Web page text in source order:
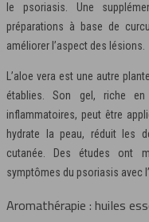
le psoriasis. Une
préparations à base de
améliorer l’aspect des lésions.
L’aloe vera est une autre
établies. Son gel, riche
inflammatoires, peut être
hydrate la peau, réduit les
cutanée. Des études ont
symptômes du psoriasis avec
Aromathérapie : huiles